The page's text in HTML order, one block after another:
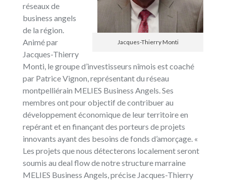
Jacques-Thierry Monti
réseaux de
business angels
de la région.
Animé par
Jacques-Thierry
Monti, le groupe d’investisseurs nîmois est coaché
par Patrice Vignon, représentant du réseau
montpelliérain MELIES Business Angels. Ses
membres ont pour objectif de contribuer au
développement économique de leur territoire en
repérant et en finançant des porteurs de projets
innovants ayant des besoins de fonds d’amorçage. «
Les projets que nous détecterons localement seront
soumis au deal flow de notre structure marraine
MELIES Business Angels, précise Jacques-Thierry